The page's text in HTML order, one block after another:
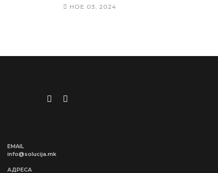
НОЕ 03, 2024
EMAIL
info@solucija.mk
АДРЕСА